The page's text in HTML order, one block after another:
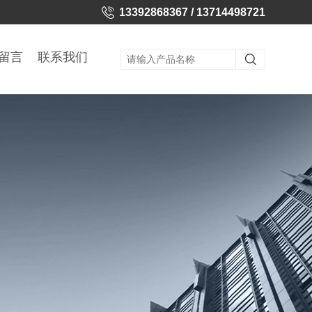
13392868367 / 13714498721
言 联系我们